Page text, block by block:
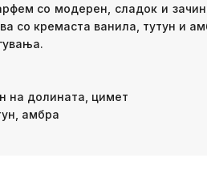
со модерен, сладок и
со кремаста ванила, тутун и
на долината, цимет
амбра